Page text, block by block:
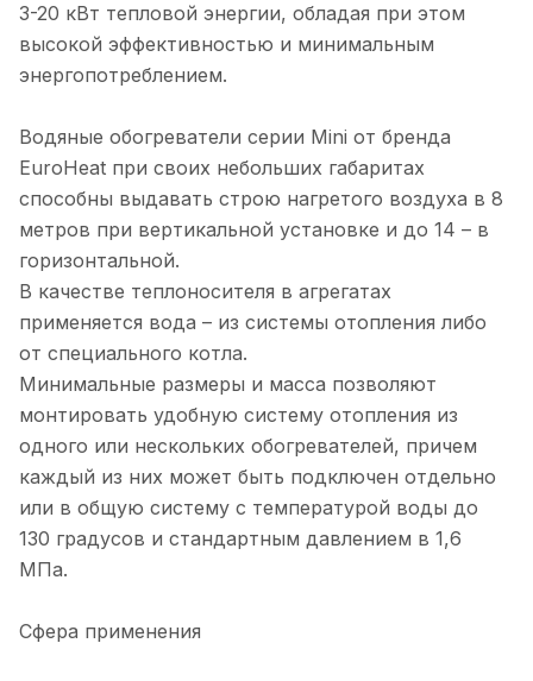
3-20 кВт тепловой энергии, обладая при этом
высокой эффективностью и минимальным
энергопотреблением.
Водяные обогреватели серии Mini от бренда
EuroHeat при своих небольших габаритах
способны выдавать строю нагретого воздуха в 8
метров при вертикальной установке и до 14 – в
горизонтальной.
В качестве теплоносителя в агрегатах
применяется вода – из системы отопления либо
от специального котла.
Минимальные размеры и масса позволяют
монтировать удобную систему отопления из
одного или нескольких обогревателей, причем
каждый из них может быть подключен отдельно
или в общую систему с температурой воды до
130 градусов и стандартным давлением в 1,6
МПа.
Сфера применения